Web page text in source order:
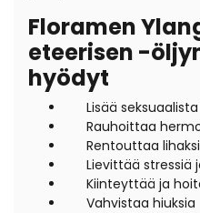
Floramen
eteerisen -
hyödyt
Lisää
Rauhoittaa
Rentouttaa
Lievittää stressiä
Kiinteyttää ja
Vahvistaa hiuksia